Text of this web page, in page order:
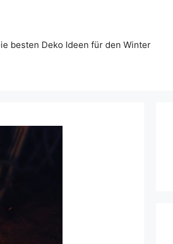
besten Deko Ideen für den Winter